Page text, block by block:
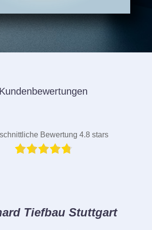
Kundenbewertungen
Bewertung 4.8 stars
Tiefbau Stuttgart